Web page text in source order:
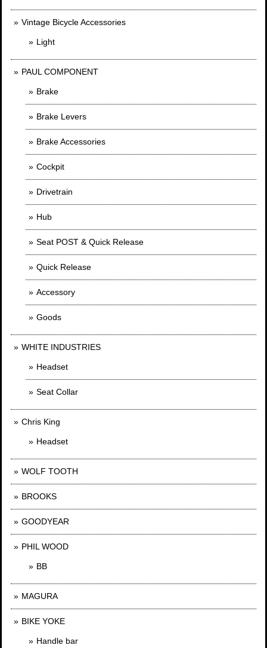
Vintage Bicycle Accessories
Light
PAUL COMPONENT
Brake
Brake Levers
Brake Accessories
Cockpit
Drivetrain
Hub
Seat POST & Quick Release
Quick Release
Accessory
Goods
WHITE INDUSTRIES
Headset
Seat Collar
Chris King
Headset
WOLF TOOTH
BROOKS
GOODYEAR
PHIL WOOD
BB
MAGURA
BIKE YOKE
Handle bar